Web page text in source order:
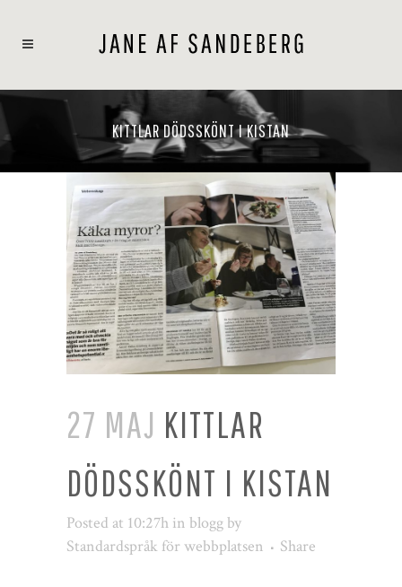
KITTLAR DÖDSSKÖNT I KISTAN
27 MAJ KITTLAR
DÖDSSKÖNT I KISTAN
Posted at 10:27h in bloggby
Standardspråk för webbplatsen
Share